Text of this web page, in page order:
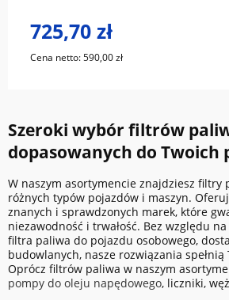
725,70 zł
Cena netto:590,00 zł
Szeroki wybór filtrów
dopasowanych do Twoich
W naszym asortymencie znajdziesz filtry
różnych typów pojazdów i maszyn.
znanych i sprawdzonych marek, które
niezawodność i trwałość. Bez względu
filtra paliwa do pojazdu osobowego,
budowlanych, nasze rozwiązania spełnią
Oprócz filtrów paliwa w naszym
pompy do oleju napędowego, liczniki,